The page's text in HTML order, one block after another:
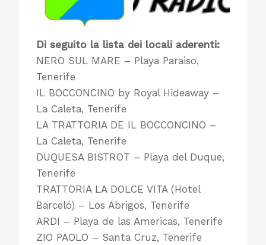
Di seguito la lista dei locali aderenti:
NERO SUL MARE – Playa Paraiso,
Tenerife
IL BOCCONCINO by Royal Hideaway –
La Caleta, Tenerife
LA TRATTORIA DE IL BOCCONCINO –
La Caleta, Tenerife
DUQUESA BISTROT – Playa del Duque,
Tenerife
TRATTORIA LA DOLCE VITA (Hotel
Barceló) – Los Abrigos, Tenerife
ARDI – Playa de las Americas, Tenerife
ZIO PAOLO – Santa Cruz, Tenerife